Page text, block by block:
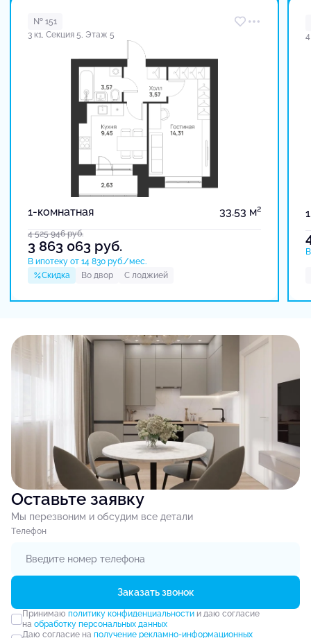
№ 151
3 к1, Секция 5, Этаж 5
1-комнатная 33.53 м2
4 525 946руб.
3 863 063 руб.
В ипотеку от 14 830 руб./мес.
Скидка
Во двор С лоджией
Оставьте заявку
Мы перезвоним и обсудим все детали
Tелефон
Заказать звонок
Принимаю политику конфиденциальностии даю согласие
на обработку персональных данных
Даю согласие на получение рекламно-информационных